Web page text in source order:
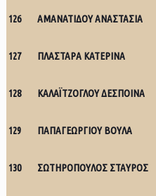
126 ΑΜΑΝΑΤΙΔΟΥ ΑΝΑΣΤΑΣΙΑ
127 ΠΛΑΣΤΑΡΑ ΚΑΤΕΡΙΝΑ
128 ΚΑΛΑΪΤΖΟΓΛΟΥ ΔΕΣΠΟΙΝΑ
129 ΠΑΠΑΓΕΩΡΓΙΟΥ ΒΟΥΛΑ
130 ΣΩΤΗΡΟΠΟΥΛΟΣ ΣΤΑΥΡΟΣ